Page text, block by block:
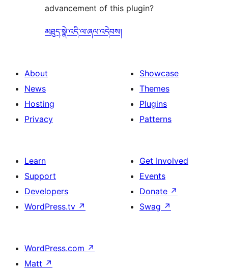
advancement of this plugin?
མཐུད་སྣེ་འདི་ལ་ཞལ་འདེབས།
About
News
Hosting
Privacy
Showcase
Themes
Plugins
Patterns
Learn
Support
Developers
WordPress.tv ↗
Get Involved
Events
Donate ↗
Swag ↗
WordPress.com ↗
Matt ↗